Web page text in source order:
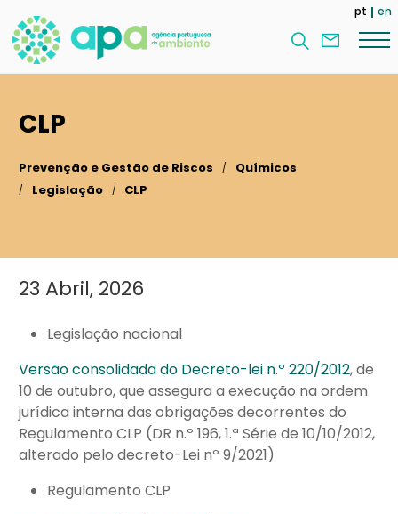
para
conteúdo
principal
nos
pt en
CLP
Prevenção e Gestão de Riscos
Químicos
Legislação
CLP
Main
23 Abril, 2026
Legislação nacional
Versão consolidada do Decreto-lei n.º 220/2012, de
10 de outubro, que assegura a execução na ordem
jurídica interna das obrigações decorrentes do
Regulamento CLP (DR n.º 196, 1.ª Série de 10/10/2012,
alterado pelo decreto-Lei nº 9/2021)
Regulamento CLP